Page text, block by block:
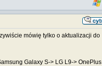
mówię tylko o aktualizacji do
Galaxy S-> LG L9-> OnePlus